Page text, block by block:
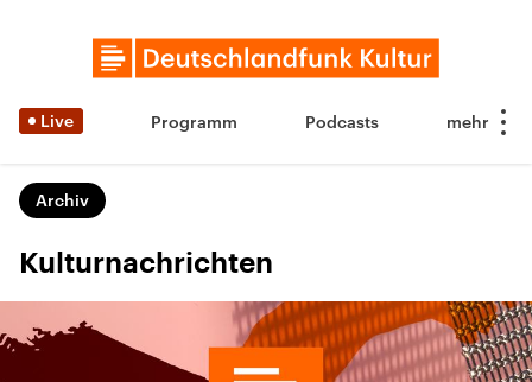
Live Programm Podcasts
Archiv
Kulturnachrichten